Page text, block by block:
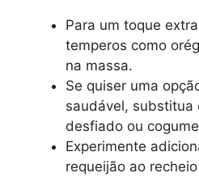
Para um toque
temperos como
na massa.
Se quiser uma
saudável, substitua
desfiado ou
Experimente
requeijão ao